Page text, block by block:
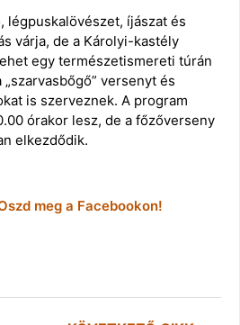
légpuskalövészet, íjászat és
várja, de a Károlyi-kastély
egy természetismereti túrán
versenyt és
is szerveznek. A program
órakor lesz, de a főzőverseny
elkezdődik.
meg a Facebookon!